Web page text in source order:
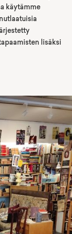
käytämme
lisäksi